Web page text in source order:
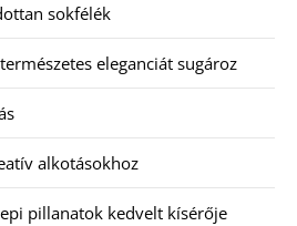
sokfélék
eleganciát sugároz
alkotásokhoz
pillanatok kedvelt kísérője